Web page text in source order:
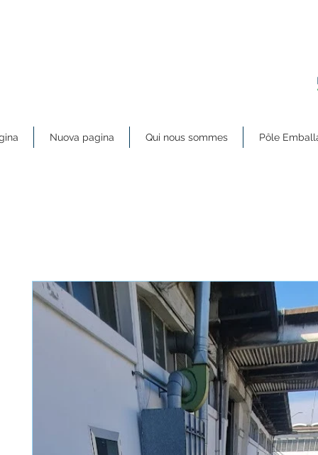
Nuova pagina Qui nous sommes Pôle